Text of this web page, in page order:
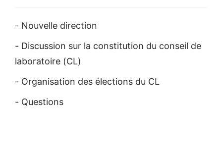
- Nouvelle direction
- Discussion sur la constitution du conseil de
laboratoire (CL)
- Organisation des élections du CL
- Questions